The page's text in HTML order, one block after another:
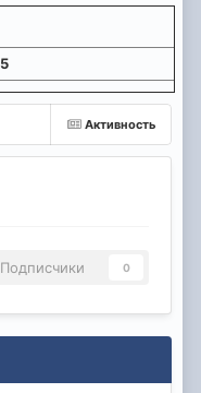
Активность
Подписчики 0